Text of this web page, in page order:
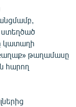
կատաղի
քաղաք» թաղամասը
հարող